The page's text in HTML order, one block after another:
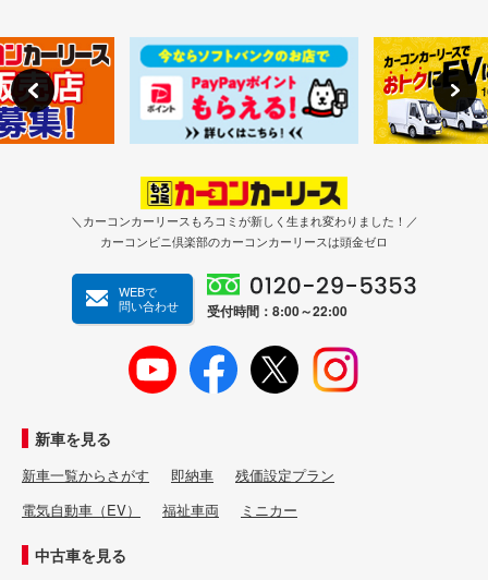
＼カーコンカーリースもろコミが新しく生まれ変わりました！／
カーコンビニ倶楽部のカーコンカーリースは頭金ゼロ
WEBで
問い合わせ
受付時間：8:00～22:00
新車を見る
新車一覧からさがす 即納車
残価設定プラン
電気自動車（EV）
福祉車両 ミニカー
中古車を見る